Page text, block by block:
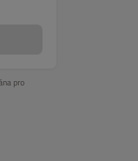
pro